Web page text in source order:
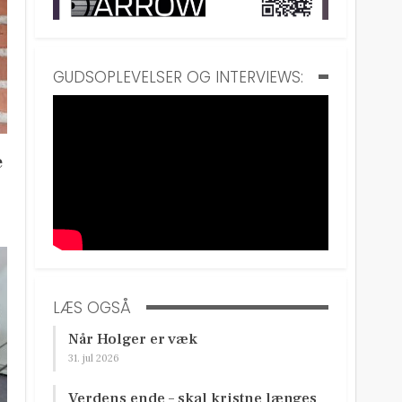
GUDSOPLEVELSER OG INTERVIEWS:
LÆS OGSÅ
Når Holger er væk
31. jul 2026